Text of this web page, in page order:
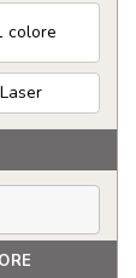
colore